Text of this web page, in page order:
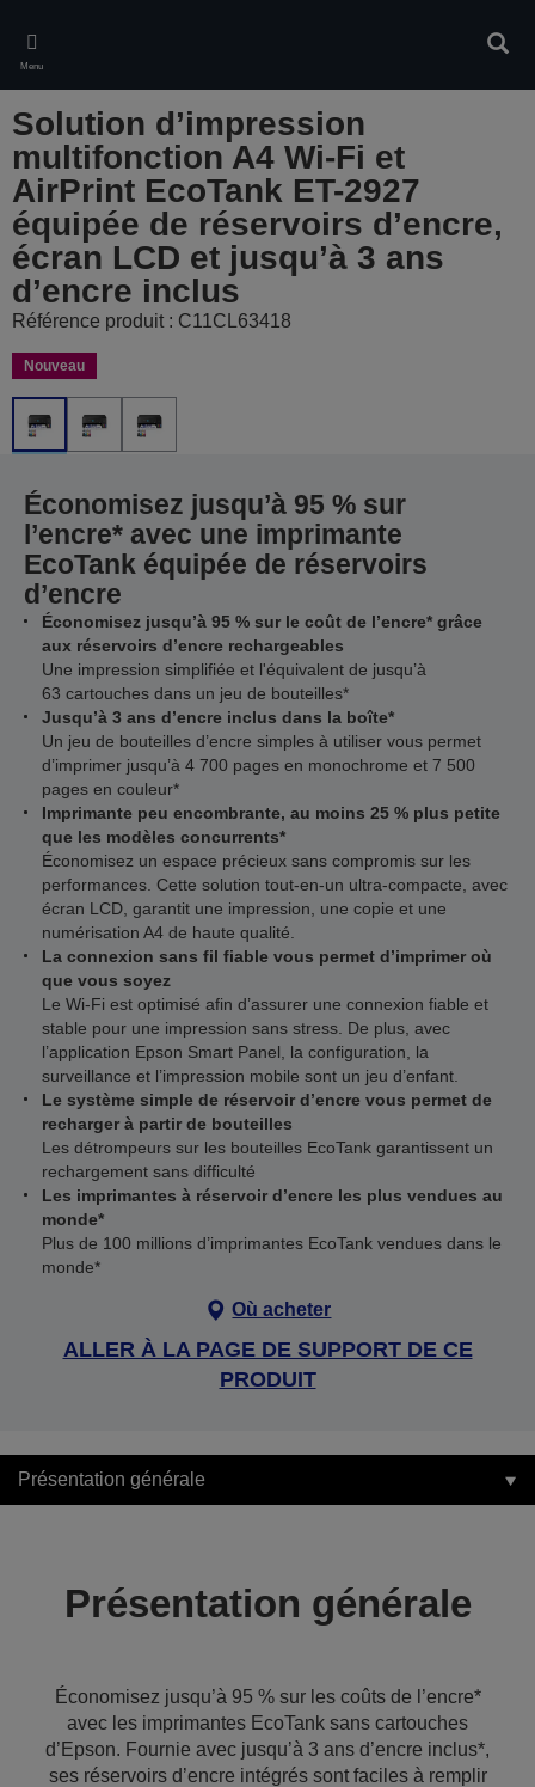
main
content
Menu
Solution d’impression
multifonction A4 Wi-Fi et
AirPrint EcoTank ET-2927
équipée de réservoirs d’encre,
écran LCD et jusqu’à 3 ans
d’encre inclus
Référence produit : C11CL63418
Nouveau
Économisez jusqu’à 95 % sur
l’encre* avec une imprimante
EcoTank équipée de réservoirs
d’encre
Économisez jusqu’à 95 % sur le coût de l’encre* grâce
aux réservoirs d’encre rechargeables
Une impression simplifiée et l'équivalent de jusqu’à
63 cartouches dans un jeu de bouteilles*
Jusqu’à 3 ans d’encre inclus dans la boîte*
Un jeu de bouteilles d’encre simples à utiliser vous permet
d’imprimer jusqu’à 4 700 pages en monochrome et 7 500
pages en couleur*
Imprimante peu encombrante, au moins 25 % plus petite
que les modèles concurrents*
Économisez un espace précieux sans compromis sur les
performances. Cette solution tout-en-un ultra-compacte, avec
écran LCD, garantit une impression, une copie et une
numérisation A4 de haute qualité.
La connexion sans fil fiable vous permet d’imprimer où
que vous soyez
Le Wi-Fi est optimisé afin d’assurer une connexion fiable et
stable pour une impression sans stress. De plus, avec
l’application Epson Smart Panel, la configuration, la
surveillance et l’impression mobile sont un jeu d’enfant.
Le système simple de réservoir d’encre vous permet de
recharger à partir de bouteilles
Les détrompeurs sur les bouteilles EcoTank garantissent un
rechargement sans difficulté
Les imprimantes à réservoir d’encre les plus vendues au
monde*
Plus de 100 millions d’imprimantes EcoTank vendues dans le
monde*
Où acheter
ALLER À LA PAGE DE SUPPORT DE CE
PRODUIT
Présentation générale
Présentation générale
Économisez jusqu’à 95 % sur les coûts de l’encre*
avec les imprimantes EcoTank sans cartouches
d’Epson. Fournie avec jusqu’à 3 ans d’encre inclus*,
ses réservoirs d’encre intégrés sont faciles à remplir